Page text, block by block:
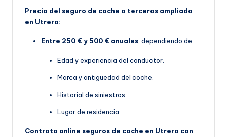
Precio del seguro de coche a terceros ampliado
en Utrera:
Entre 250 € y 500 € anuales , dependiendo de:
Edad y experiencia del conductor.
Marca y antigüedad del coche.
Historial de siniestros.
Lugar de residencia.
Contrata online seguros de coche en Utrera con